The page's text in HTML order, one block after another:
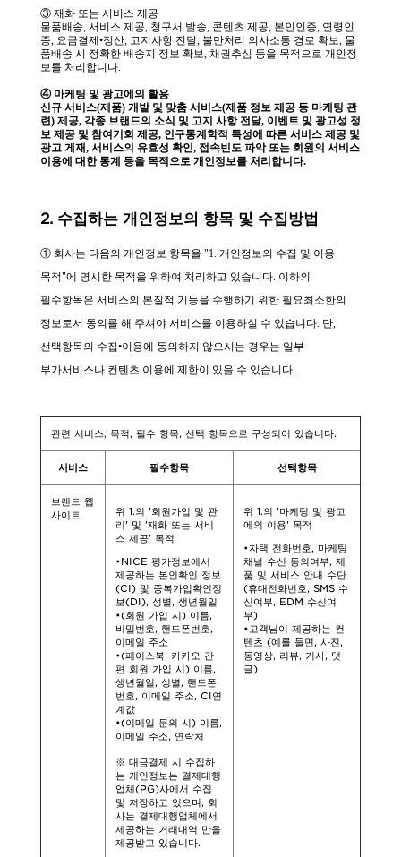
③ 재화 또는 서비스 제공
물품배송, 서비스 제공, 청구서 발송, 콘텐츠 제공, 본인인증, 연령인
증, 요금결제•정산, 고지사항 전달, 불만처리 의사소통 경로 확보, 물
품배송 시 정확한 배송지 정보 확보, 채권추심 등을 목적으로 개인정
보를 처리합니다.
④ 마케팅 및 광고에의 활용
신규 서비스(제품) 개발 및 맞춤 서비스(제품 정보 제공 등 마케팅 관
련) 제공, 각종 브랜드의 소식 및 고지 사항 전달, 이벤트 및 광고성 정
보 제공 및 참여기회 제공, 인구통계학적 특성에 따른 서비스 제공 및
광고 게재, 서비스의 유효성 확인, 접속빈도 파악 또는 회원의 서비스
이용에 대한 통계 등을 목적으로 개인정보를 처리합니다.
2. 수집하는 개인정보의 항목 및 수집방법
① 회사는 다음의 개인정보 항목을 "1. 개인정보의 수집 및 이용
목적"에 명시한 목적을 위하여 처리하고 있습니다. 이하의
필수항목은 서비스의 본질적 기능을 수행하기 위한 필요최소한의
정보로서 동의를 해 주셔야 서비스를 이용하실 수 있습니다. 단,
선택항목의 수집•이용에 동의하지 않으시는 경우는 일부
부가서비스나 컨텐츠 이용에 제한이 있을 수 있습니다.
관련 서비스, 목적, 필수 항목, 선택 항목으로 구성되어 있습니다.
서비스 필수항목 선택항목
브랜드 웹
사이트
위 1.의 '회원가입 및 관
리' 및 '재화 또는 서비
스 제공' 목적
•NICE 평가정보에서
제공하는 본인확인 정보
(CI) 및 중복가입확인정
보(DI), 성별, 생년월일
•(회원 가입 시) 이름,
비밀번호, 핸드폰번호,
이메일 주소
•(페이스북, 카카오 간
편 회원 가입 시) 이름,
생년월일, 성별, 핸드폰
번호, 이메일 주소, CI연
계값
•(이메일 문의 시) 이름,
이메일 주소, 연락처
※ 대금결제 시 수집하
는 개인정보는 결제대행
업체(PG)사에서 수집
및 저장하고 있으며, 회
사는 결제대행업체에서
제공하는 거래내역 만을
제공받고 있습니다.
위 1.의 '마케팅 및 광고
에의 이용' 목적
•자택 전화번호, 마케팅
채널 수신 동의여부, 제
품 및 서비스 안내 수단
(휴대전화번호, SMS 수
신여부, EDM 수신여
부)
•고객님이 제공하는 컨
텐츠 (예를 들면, 사진,
동영상, 리뷰, 기사, 댓
글)